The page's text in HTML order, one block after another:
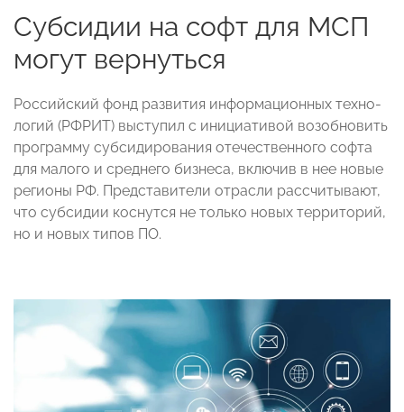
Субсидии на софт для МСП
могут вернуться
Рос­сий­ский фонд раз­ви­тия ин­фор­ма­цион­ных тех­но­
логий (РФРИТ) выс­ту­пил с ини­циа­ти­вой во­зоб­но­вить
прог­рам­му суб­си­диро­вания оте­чес­твен­но­го соф­та
для ма­лого и сред­не­го биз­не­са, вклю­чив в нее но­вые
ре­гио­ны РФ. Пред­ста­вите­ли от­рас­ли рас­счи­тывают,
что суб­си­дии кос­нут­ся не толь­ко но­вых тер­ри­торий,
но и но­вых ти­пов ПО.